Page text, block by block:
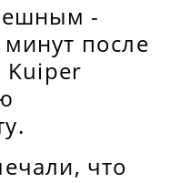
-
после
Kuiper
что